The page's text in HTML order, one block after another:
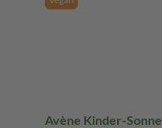
Avène Kinder-